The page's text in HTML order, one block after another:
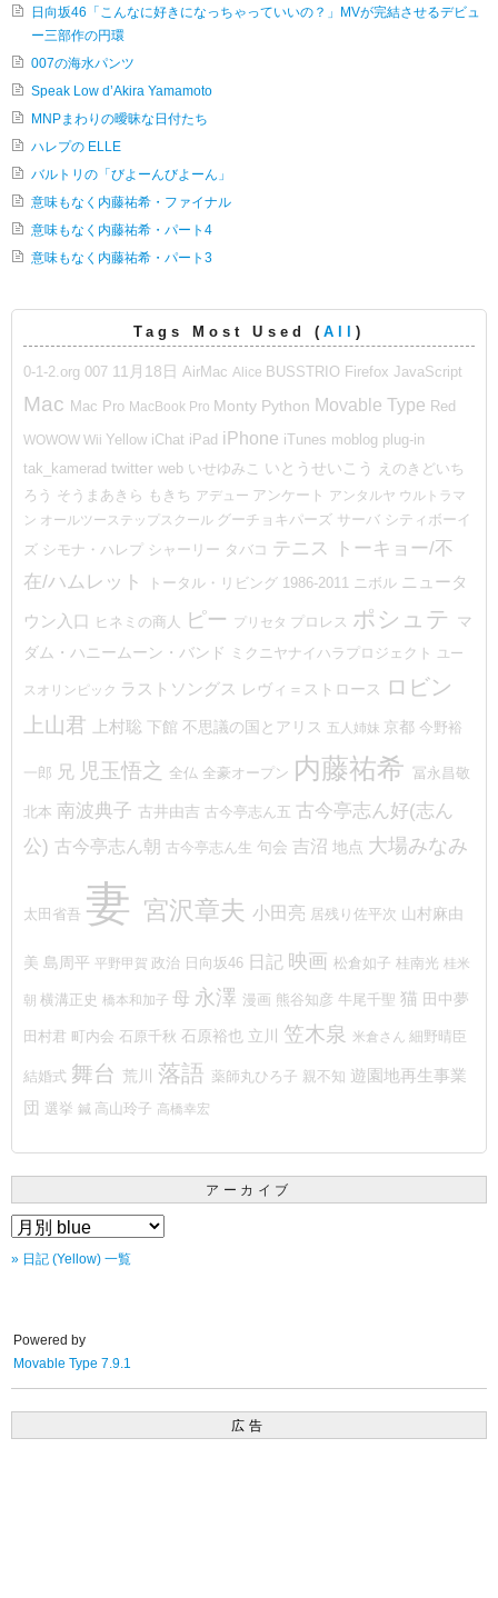
日向坂46「こんなに好きになっちゃっていいの？」MVが完結させるデビュ
ー三部作の円環
007の海水パンツ
Speak Low d’Akira Yamamoto
MNPまわりの曖昧な日付たち
ハレプの ELLE
バルトリの「びよーんびよーん」
意味もなく内藤祐希・ファイナル
意味もなく内藤祐希・パート4
意味もなく内藤祐希・パート3
Tags Most Used ( All )
0-1-2.org 007 11月18日 AirMac Alice BUSSTRIO Firefox JavaScript
Mac Mac Pro MacBook Pro Monty Python Movable Type Red
WOWOW Wii Yellow iChat iPad iPhone iTunes moblog plug-in
tak_kamerad twitter web いせゆみこ いとうせいこう
えのきどいち
ろう そうまあきら もきち アデュー アンケート アンタルヤ ウルトラマ
ン オールツーステップスクール グーチョキパーズ サーバ シティボーイ
ズ シモナ・ハレプ シャーリー タバコ テニス
トーキョー/不
在/ハムレット
トータル・リビング 1986-2011 ニボル ニュータ
ウン入口 ヒネミの商人 ピー プリセタ プロレス ポシュテ
マ
ダム・ハニームーン・バンド
ミクニヤナイハラプロジェクト ユー
スオリンピック ラストソングス レヴィ＝ストロース ロビン
上山君 上村聡 下館 不思議の国とアリス 五人姉妹 京都 今野裕
一郎 兄 児玉悟之 全仏 全豪オープン 内藤祐希 冨永昌敬
北本 南波典子 古井由吉 古今亭志ん五 古今亭志ん好(志ん
公) 古今亭志ん朝 古今亭志ん生 句会 吉沼 地点 大場みなみ
太田省吾 妻 宮沢章夫 小田亮 居残り佐平次 山村麻由
美 島周平 平野甲賀 政治 日向坂46 日記 映画 松倉如子 桂南光 桂米
朝 横溝正史 橋本和加子 母 永澤 漫画 熊谷知彦 牛尾千聖 猫 田中夢
田村君 町内会 石原千秋 石原裕也 立川 笠木泉 米倉さん 細野晴臣
結婚式 舞台 荒川 落語 薬師丸ひろ子 親不知 遊園地再生事業
団 選挙 鍼 高山玲子 高橋幸宏
アーカイブ
» 日記 (Yellow) 一覧
Powered by
Movable Type 7.9.1
広告